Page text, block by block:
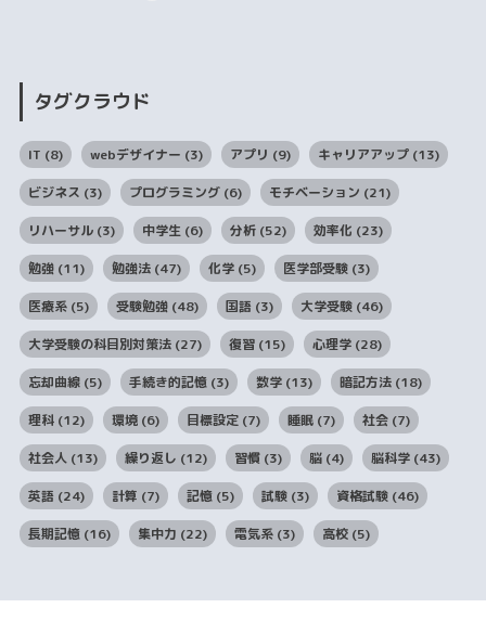
タグクラウド
IT (8) webデザイナー (3) アプリ (9) キャリアアップ(13)
ビジネス (3) プログラミング(6) モチベーション (21)
リハーサル(3) 中学生 (6) 分析(52) 効率化 (23)
勉強(11) 勉強法(47) 化学(5) 医学部受験(3)
医療系(5) 受験勉強(48) 国語 (3) 大学受験(46)
大学受験の科目別対策法(27) 復習(15) 心理学(28)
忘却曲線(5) 手続き的記憶(3) 数学(13) 暗記方法(18)
理科(12) 環境(6) 目標設定(7) 睡眠(7) 社会(7)
社会人(13) 繰り返し (12) 習慣(3) 脳(4) 脳科学(43)
英語 (24) 計算 (7) 記憶(5) 試験(3) 資格試験(46)
長期記憶(16) 集中力 (22) 電気系(3) 高校(5)